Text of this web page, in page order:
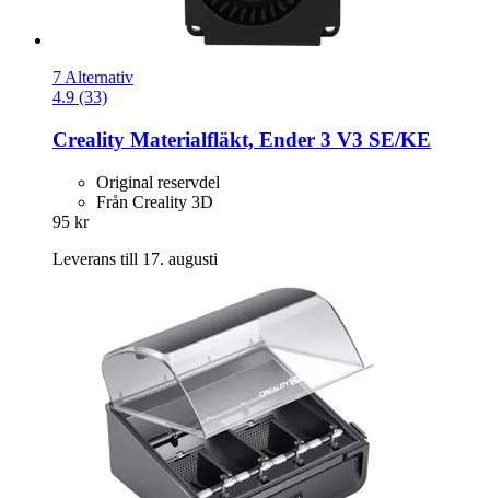
7 Alternativ
4.9 (33)
Creality Materialfläkt, Ender 3 V3 SE/KE
Original reservdel
Från Creality 3D
95 kr
Leverans till 17. augusti